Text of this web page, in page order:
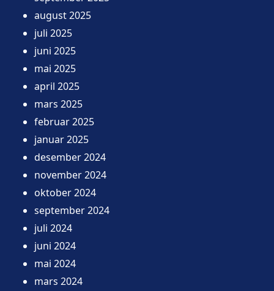
august 2025
juli 2025
juni 2025
mai 2025
april 2025
mars 2025
februar 2025
januar 2025
desember 2024
november 2024
oktober 2024
september 2024
juli 2024
juni 2024
mai 2024
mars 2024